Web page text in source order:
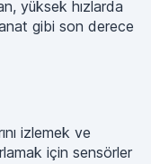
yüksek hızlarda
gibi son derece
izlemek ve
için sensörler